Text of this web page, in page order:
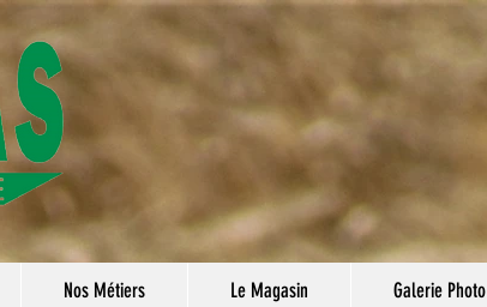
Nos Métiers Le Magasin Galerie Photo